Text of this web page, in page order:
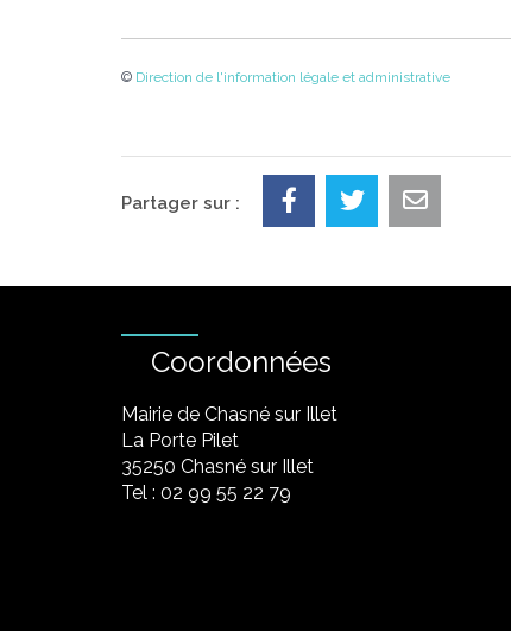
© Direction de l'information légale et administrative
Partager sur :
Coordonnées
Mairie de Chasné sur Illet
La Porte Pilet
35250 Chasné sur Illet
Tel : 02 99 55 22 79